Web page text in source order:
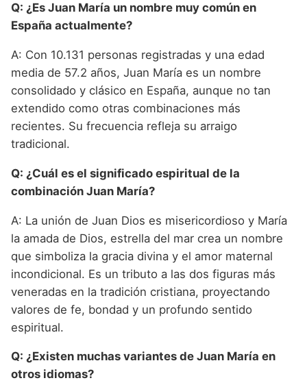
Q: ¿Es Juan María un nombre muy común en
España actualmente?
A: Con 10.131 personas registradas y una edad
media de 57.2 años, Juan María es un nombre
consolidado y clásico en España, aunque no tan
extendido como otras combinaciones más
recientes. Su frecuencia refleja su arraigo
tradicional.
Q: ¿Cuál es el significado espiritual de la
combinación Juan María?
A: La unión de Juan Dios es misericordioso y María
la amada de Dios, estrella del mar crea un nombre
que simboliza la gracia divina y el amor maternal
incondicional. Es un tributo a las dos figuras más
veneradas en la tradición cristiana, proyectando
valores de fe, bondad y un profundo sentido
espiritual.
Q: ¿Existen muchas variantes de Juan María en
otros idiomas?